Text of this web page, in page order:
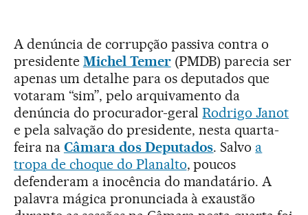
A denúncia de corrupção passiva contra o
presidente Michel Temer(PMDB) parecia ser
apenas um detalhe para os deputados que
votaram “sim”, pelo arquivamento da
denúncia do procurador-geralRodrigo Janot
e pela salvação do presidente, nesta quarta-
feira na Câmara dos Deputados. Salvo a
tropa de choque do Planalto, poucos
defenderam a inocência do mandatário. A
palavra mágica pronunciada à exaustão